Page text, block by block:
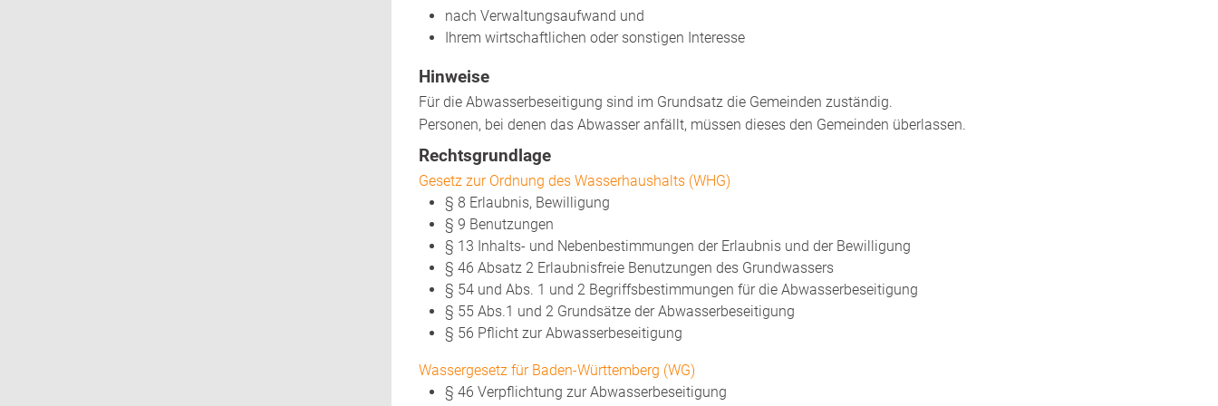
nach Verwaltungsaufwand und
Ihrem wirtschaftlichen oder sonstigen Interesse
Hinweise
Für die Abwasserbeseitigung sind im Grundsatz die Gemeinden zuständig.
Personen, bei denen das Abwasser anfällt, müssen dieses den Gemeinden überlassen.
Rechtsgrundlage
Gesetz zur Ordnung des Wasserhaushalts (WHG)
§ 8 Erlaubnis, Bewilligung
§ 9 Benutzungen
§ 13 Inhalts- und Nebenbestimmungen der Erlaubnis und der Bewilligung
§ 46 Absatz 2 Erlaubnisfreie Benutzungen des Grundwassers
§ 54 und Abs. 1 und 2 Begriffsbestimmungen für die Abwasserbeseitigung
§ 55 Abs.1 und 2 Grundsätze der Abwasserbeseitigung
§ 56 Pflicht zur Abwasserbeseitigung
Wassergesetz für Baden-Württemberg (WG)
§ 46 Verpflichtung zur Abwasserbeseitigung